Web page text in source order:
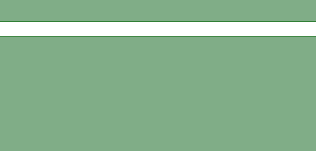
новости спортивного ориентирования, официальный